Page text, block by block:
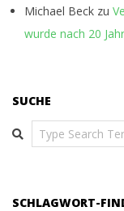
Michael Beck zu
wurde nach 20
SUCHE
Search
SCHLAGWORT-